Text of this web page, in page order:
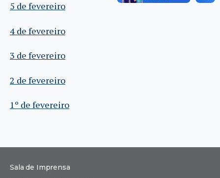
5 de fevereiro
4 de fevereiro
3 de fevereiro
2 de fevereiro
1º de fevereiro
Sala de Imprensa